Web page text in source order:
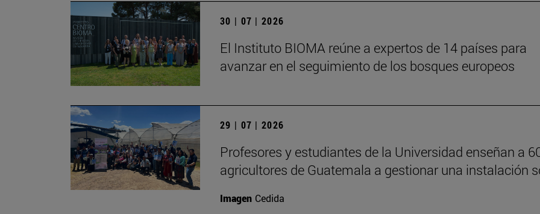
30 | 07 | 2026
El Instituto BIOMA reúne a expertos de 14 países para
avanzar en el seguimiento de los bosques europeos
29 | 07 | 2026
Profesores y estudiantes de la Universidad enseñan a
agricultores de Guatemala a gestionar una instalación
Imagen Cedida